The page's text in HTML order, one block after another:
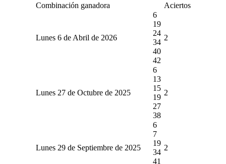
Combinación ganadora Aciertos
Lunes 6 de Abril de 2026
6
19
24
34
40
42
2
Lunes 27 de Octubre de 2025
6
13
15
19
27
38
2
Lunes 29 de Septiembre de 2025
6
7
19
34
41
2